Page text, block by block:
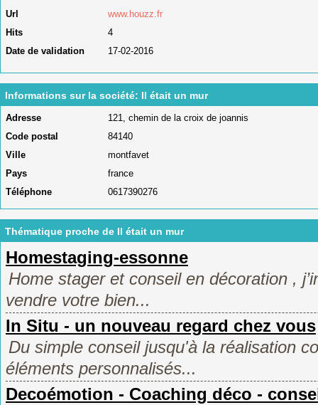
Url
www.houzz.fr
Hits
4
Date de validation
17-02-2016
Informations sur la société: Il était un mur
Adresse
121, chemin de la croix de joannis
Code postal
84140
Ville
montfavet
Pays
france
Téléphone
0617390276
Thématique proche de Il était un mur
Homestaging-essonne
Home stager et conseil en décoration ,
vendre votre bien...
In Situ - un nouveau regard chez vous
Du simple conseil jusqu'à la réalisation
éléments personnalisés...
Decoémotion - Coaching déco -